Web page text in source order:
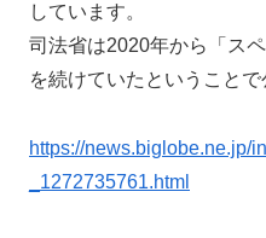
しています。
司法省は2020年から「ス
を続けていたということ
https://news.biglobe.ne.jp/
_1272735761.html